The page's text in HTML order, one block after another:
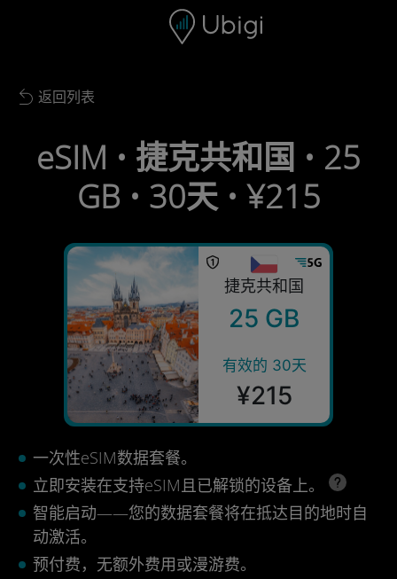
Back to list
返回列表
eSIM • 捷克共和国 • 25
GB • 30天 • ¥215
捷克共和国
25 GB
有效的 30天
¥215
一次性eSIM数据套餐。
立即安装在支持eSIM且已解锁的设备上。
智能启动——您的数据套餐将在抵达目的地时自
动激活。
预付费，无额外费用或漫游费。